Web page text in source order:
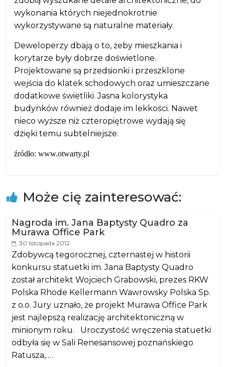
wykonania których niejednokrotnie
wykorzystywane są naturalne materiały.
Deweloperzy dbają o to, żeby mieszkania i
korytarze były dobrze doświetlone.
Projektowane są przedsionki i przeszklone
wejścia do klatek schodowych oraz umieszczane
dodatkowe świetliki. Jasna kolorystyka
budynków również dodaje im lekkości. Nawet
nieco wyższe niż czteropiętrowe wydają się
dzięki temu subtelniejsze.
źródło: www.otwarty.pl
Może cię zainteresować:
Nagroda im. Jana Baptysty Quadro za
Murawa Office Park
30 listopada 2012
Zdobywcą tegorocznej, czternastej w historii
konkursu statuetki im. Jana Baptysty Quadro
został architekt Wojciech Grabowski, prezes RKW
Polska Rhode Kellermann Wawrowsky Polska Sp.
z o.o. Jury uznało, że projekt Murawa Office Park
jest najlepszą realizację architektoniczną w
minionym roku. Uroczystość wręczenia statuetki
odbyła się w Sali Renesansowej poznańskiego
Ratusza, …